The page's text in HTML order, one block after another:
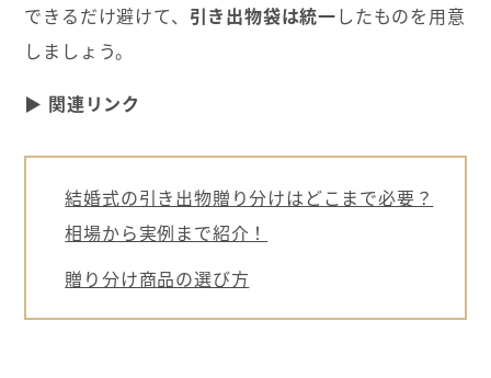
できるだけ避けて、 引き出物袋は統一したものを用意
しましょう。
▶ 関連リンク
結婚式の引き出物贈り分けはどこまで必要？
相場から実例まで紹介！
贈り分け商品の選び方